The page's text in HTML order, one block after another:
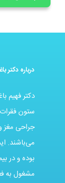
درباره دکتر
دکتر فهیم
ستون
جراحی مغز
می‌باشند.
بوده و در
مشغول به